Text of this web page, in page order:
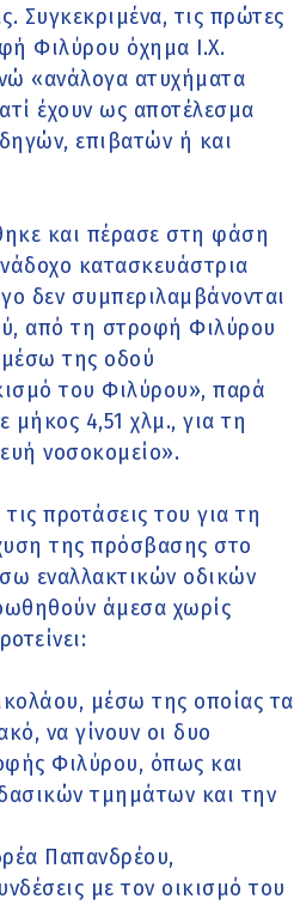
Συγκεκριμένα, τις πρώτες
Φιλύρου όχημα Ι.Χ.
«ανάλογα ατυχήματα
έχουν ως αποτέλεσμα
επιβατών ή και
και πέρασε στη φάση
κατασκευάστρια
δεν συμπεριλαμβάνονται
από τη στροφή Φιλύρου
της οδού
του Φιλύρου», παρά
μήκος 4,51 χλμ., για τη
νοσοκομείο».
προτάσεις του για τη
της πρόσβασης στο
εναλλακτικών οδικών
άμεσα χωρίς
μέσω της οποίας τα
να γίνουν οι δυο
Φιλύρου, όπως και
τμημάτων και την
Παπανδρέου,
με τον οικισμό του